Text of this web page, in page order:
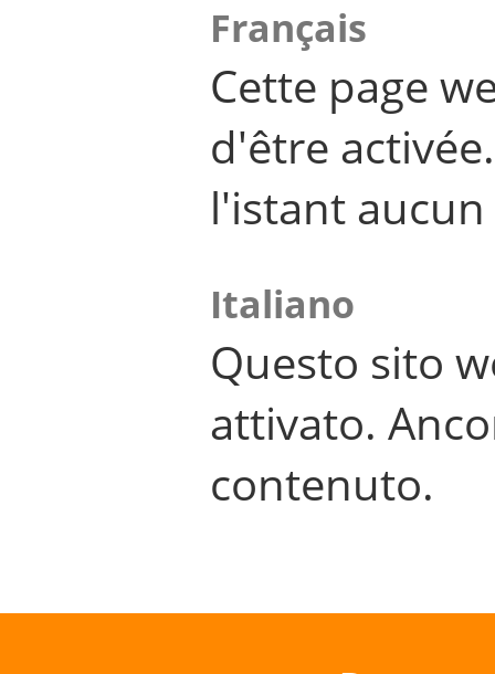
Français
Cette page
d'être
l'istant
Italiano
Questo sito
attivato.
contenuto.